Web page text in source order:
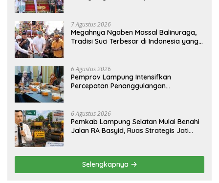
7 Agustus 2026
Megahnya Ngaben Massal Balinuraga,
Tradisi Suci Terbesar di Indonesia yang
6 Agustus 2026
Pemprov Lampung Intensifkan
Percepatan Penanggulangan
6 Agustus 2026
Pemkab Lampung Selatan Mulai Benahi
Jalan RA Basyid, Ruas Strategis Jati
Selengkapnya